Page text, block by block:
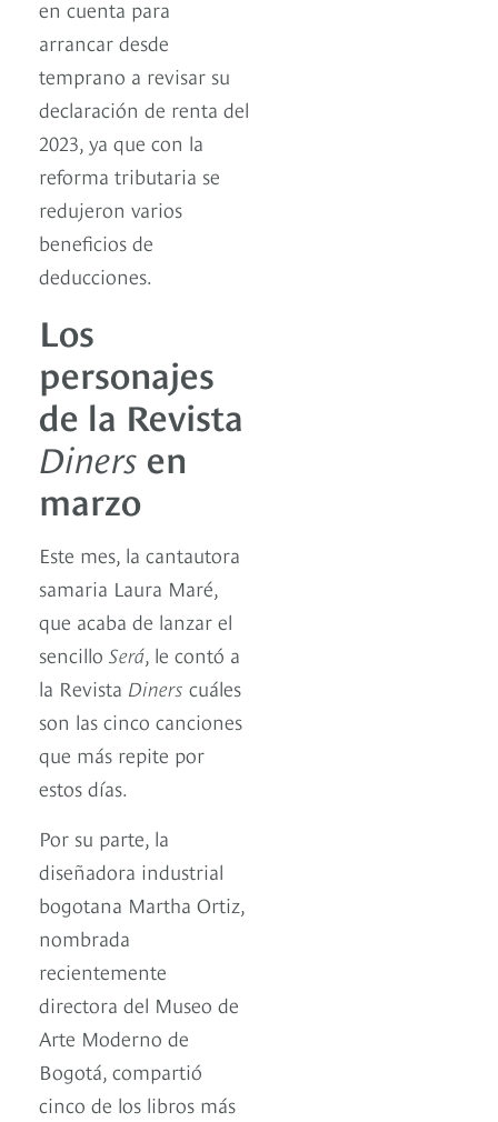
en cuenta para
arrancar desde
temprano a revisar su
declaración de renta del
2023, ya que con la
reforma tributaria se
redujeron varios
beneficios de
deducciones.
Los
personajes
de la Revista
Diners en
marzo
Este mes, la cantautora
samaria Laura Maré,
que acaba de lanzar el
sencillo Será, le contó a
la Revista Diners cuáles
son las cinco canciones
que más repite por
estos días.
Por su parte, la
diseñadora industrial
bogotana Martha Ortiz,
nombrada
recientemente
directora del Museo de
Arte Moderno de
Bogotá, compartió
cinco de los libros más